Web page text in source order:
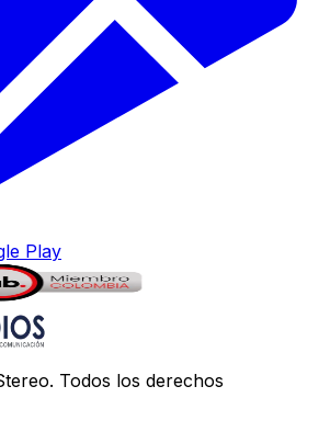
Play
. Todos los derechos